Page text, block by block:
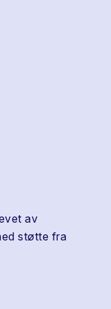
av
støtte fra